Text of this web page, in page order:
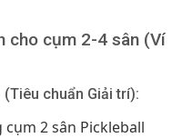
cho cụm 2-4 sân (Ví
chuẩn Giải trí):
2 sân Pickleball